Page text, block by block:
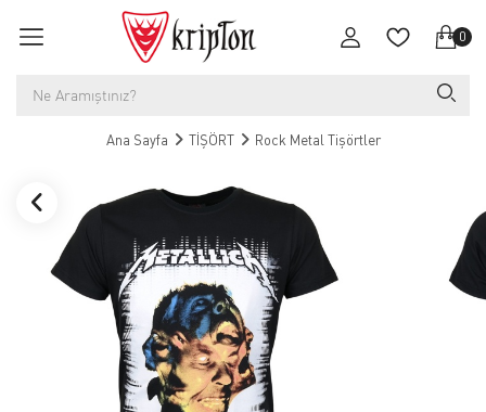
0
Ana Sayfa TİŞÖRT Rock Metal Tişörtler